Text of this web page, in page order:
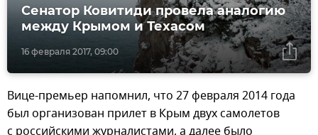
16 февраля 2017, 09:00
Сенатор Ковитиди провела аналогию
между Крымом и Техасом
Вице-премьер напомнил, что 27 февраля 2014 года
был организован прилет в Крым двух самолетов
с российскими журналистами, а далее было